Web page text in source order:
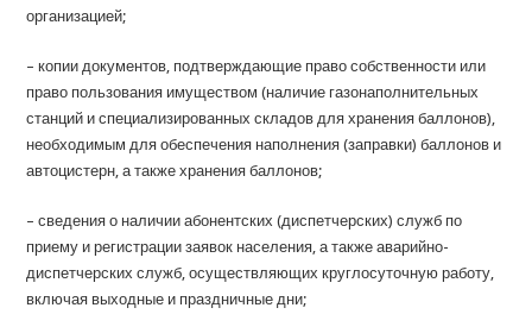
организацией;
– копии документов, подтверждающие право собственности или
право пользования имуществом (наличие газонаполнительных
станций и специализированных складов для хранения баллонов),
необходимым для обеспечения наполнения (заправки) баллонов и
автоцистерн, а также хранения баллонов;
– сведения о наличии абонентских (диспетчерских) служб по
приему и регистрации заявок населения, а также аварийно-
диспетчерских служб, осуществляющих круглосуточную работу,
включая выходные и праздничные дни;